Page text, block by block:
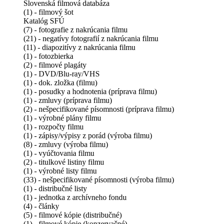
Slovenská filmová databáza
(1) - filmový šot
Katalóg SFÚ
(7) - fotografie z nakrúcania filmu
(21) - negatívy fotografií z nakrúcania filmu
(11) - diapozitívy z nakrúcania filmu
(1) - fotozbierka
(2) - filmové plagáty
(1) - DVD/Blu-ray/VHS
(1) - dok. zložka (filmu)
(1) - posudky a hodnotenia (príprava filmu)
(1) - zmluvy (príprava filmu)
(2) - nešpecifikované písomnosti (príprava filmu)
(1) - výrobné plány filmu
(1) - rozpočty filmu
(1) - zápisy/výpisy z porád (výroba filmu)
(8) - zmluvy (výroba filmu)
(1) - vyúčtovania filmu
(2) - titulkové listiny filmu
(1) - výrobné listy filmu
(33) - nešpecifikované písomnosti (výroba filmu)
(1) - distribučné listy
(1) - jednotka z archívneho fondu
(4) - články
(5) - filmové kópie (distribučné)